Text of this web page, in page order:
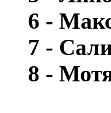
6 -
7 -
8 -